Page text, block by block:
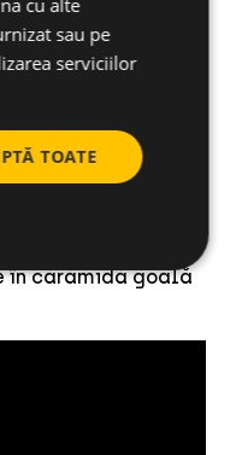
în cărămidă goală
cu alte
sau pe
serviciilor
TOATE